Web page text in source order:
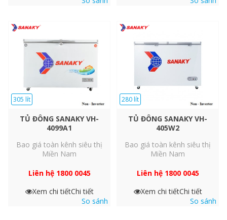
305 lít
TỦ ĐÔNG SANAKY VH-
4099A1
Bao giá toàn kênh siêu thị
Miền Nam
Liên hệ 1800 0045
Xem chi tiếtChi tiết
So sánh
280 lít
TỦ ĐÔNG SANAKY VH-
405W2
Bao giá toàn kênh siêu thị
Miền Nam
Liên hệ 1800 0045
Xem chi tiếtChi tiết
So sánh